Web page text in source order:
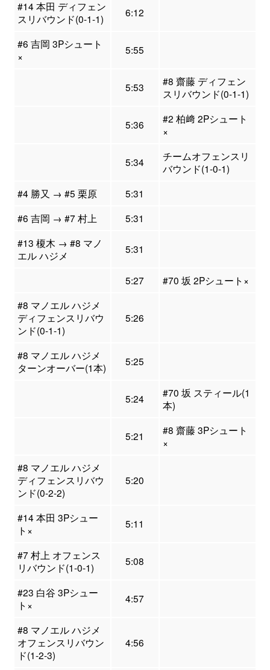
#14 本田 ディフェン
スリバウンド(0-1-1)
6:12
#6 吉岡 3Pシュート
×
5:55
5:53
#8 齋藤 ディフェン
スリバウンド(0-1-1)
5:36
#2 柏﨑 2Pシュート
×
5:34
チームオフェンスリ
バウンド(1-0-1)
#4 勝又 → #5 栗原
5:31
#6 吉岡 → #7 村上
5:31
#13 榎木 → #8 マノ
エル ハジメ
5:31
5:27
#70 坂 2Pシュート×
#8 マノエル ハジメ
ディフェンスリバウ
ンド(0-1-1)
5:26
#8 マノエル ハジメ
ターンオーバー(1本)
5:25
5:24
#70 坂 スティール(1
本)
5:21
#8 齋藤 3Pシュート
×
#8 マノエル ハジメ
ディフェンスリバウ
ンド(0-2-2)
5:20
#14 本田 3Pシュー
ト×
5:11
#7 村上 オフェンス
リバウンド(1-0-1)
5:08
#23 白谷 3Pシュー
ト×
4:57
#8 マノエル ハジメ
オフェンスリバウン
ド(1-2-3)
4:56